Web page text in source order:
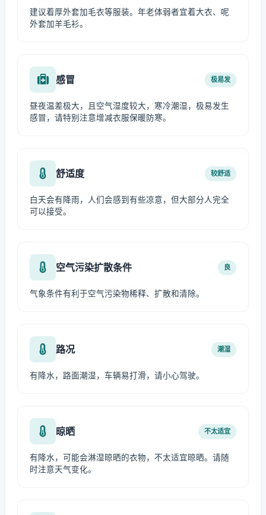
建议着厚外套加毛衣等服装。年老体弱者宜着大衣、呢
外套加羊毛衫。
感冒 极易发
昼夜温差极大，且空气湿度较大，寒冷潮湿，极易发生
感冒，请特别注意增减衣服保暖防寒。
舒适度 较舒适
白天会有降雨，人们会感到有些凉意，但大部分人完全
可以接受。
空气污染扩散条件 良
气象条件有利于空气污染物稀释、扩散和清除。
路况 潮湿
有降水，路面潮湿，车辆易打滑，请小心驾驶。
晾晒 不太适宜
有降水，可能会淋湿晾晒的衣物，不太适宜晾晒。请随
时注意天气变化。